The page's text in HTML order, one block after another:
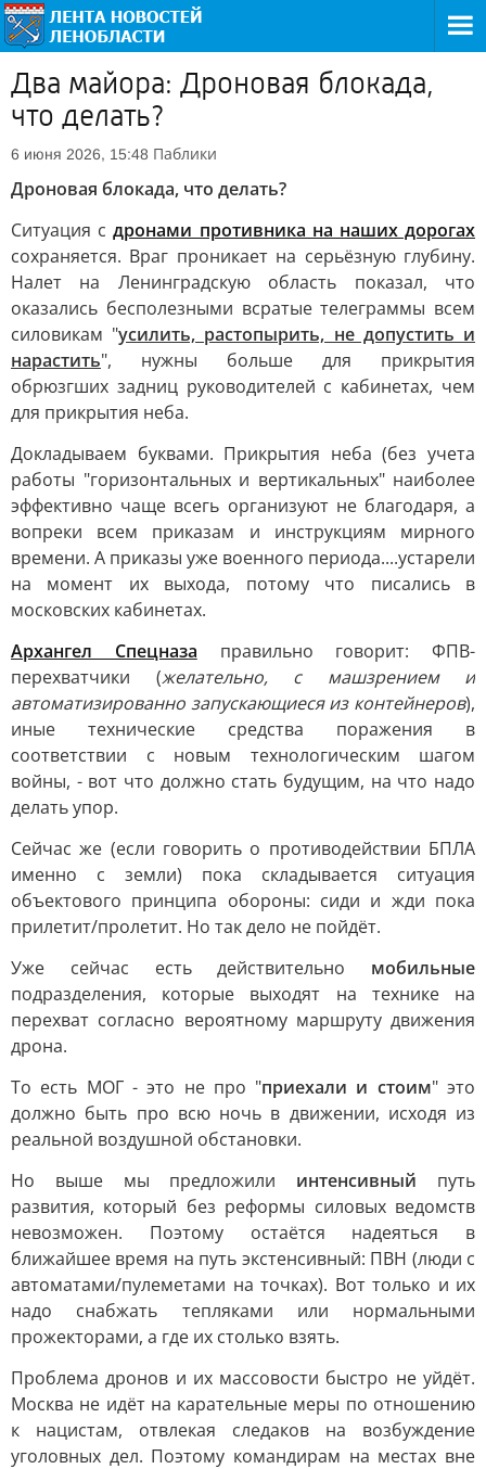
Два майора: Дроновая блокада,
что делать?
6 июня 2026, 15:48 Паблики
Дроновая блокада, что делать?
Ситуация сдронами противника на наших дорогах
сохраняется. Враг проникает на серьёзную глубину.
Налет на Ленинградскую область показал, что
оказались бесполезными всратые телеграммы всем
силовикам "усилить, растопырить, не допустить и
нарастить", нужны больше для прикрытия
обрюзгших задниц руководителей с кабинетах, чем
для прикрытия неба.
Докладываем буквами. Прикрытия неба (без учета
работы "горизонтальных и вертикальных" наиболее
эффективно чаще всегь организуют не благодаря, а
вопреки всем приказам и инструкциям мирного
времени. А приказы уже военного периода....устарели
на момент их выхода, потому что писались в
московских кабинетах.
Архангел Спецназа правильно говорит: ФПВ-
перехватчики (желательно, с машзрением и
автоматизированно запускающиеся из контейнеров),
иные технические средства поражения в
соответствии с новым технологическим шагом
войны, - вот что должно стать будущим, на что надо
делать упор.
Сейчас же (если говорить о противодействии БПЛА
именно с земли) пока складывается ситуация
объектового принципа обороны: сиди и жди пока
прилетит/пролетит. Но так дело не пойдёт.
Уже сейчас есть действительно мобильные
подразделения, которые выходят на технике на
перехват согласно вероятному маршруту движения
дрона.
То есть МОГ - это не про "приехали и стоим" это
должно быть про всю ночь в движении, исходя из
реальной воздушной обстановки.
Но выше мы предложили интенсивный путь
развития, который без реформы силовых ведомств
невозможен. Поэтому остаётся надеяться в
ближайшее время на путь экстенсивный: ПВН (люди с
автоматами/пулеметами на точках). Вот только и их
надо снабжать тепляками или нормальными
прожекторами, а где их столько взять.
Проблема дронов и их массовости быстро не уйдёт.
Москва не идёт на карательные меры по отношению
к нацистам, отвлекая следаков на возбуждение
уголовных дел. Поэтому командирам на местах вне